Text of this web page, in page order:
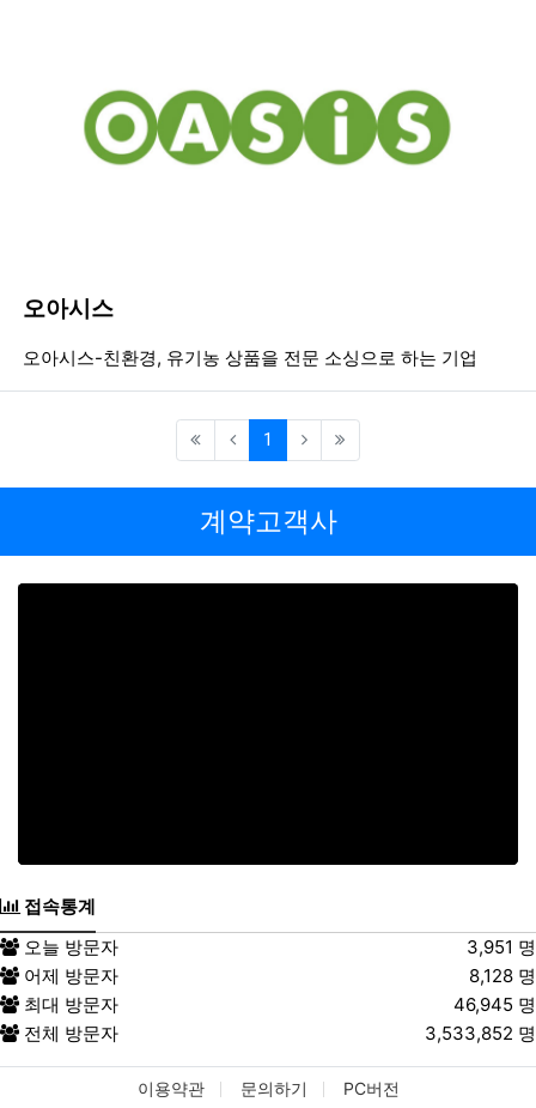
오아시스
등록일
조회
오아시스-친환경, 유기농 상품을 전문 소싱으로 하는 기업
1 (current)
계약고객사
접속통계
오늘 방문자
3,951 명
어제 방문자
8,128 명
최대 방문자
46,945 명
전체 방문자
3,533,852 명
이용약관 문의하기 PC버전